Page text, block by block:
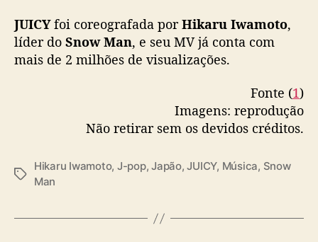
JUICYfoi coreografada porHikaru Iwamoto,
líder do Snow Man, e seu MV já conta com
mais de 2 milhões de visualizações.
Fonte (1)
Imagens: reprodução
Não retirar sem os devidos créditos.
T
s
Hikaru Iwamoto, J-pop,Japão,JUICY, Música, Snow
Man